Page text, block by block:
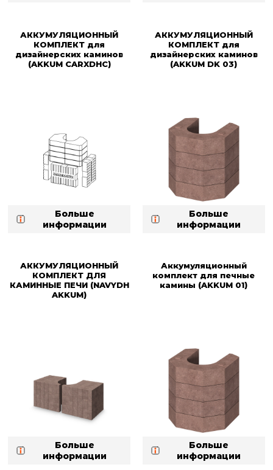
АККУМУЛЯЦИОННЫЙ
КОМПЛЕКТ для
дизайнерских каминов
(AKKUM CARXDHC)
Больше
информации
АККУМУЛЯЦИОННЫЙ
КОМПЛЕКТ для
дизайнерских каминов
(AKKUM DK 03)
Больше
информации
АККУМУЛЯЦИОННЫЙ
КОМПЛЕКТ ДЛЯ
КАМИННЫЕ ПЕЧИ (NAVYDH
AKKUM)
Больше
информации
Аккумуляционный
комплект для печные
камины (AKKUM 01)
Больше
информации